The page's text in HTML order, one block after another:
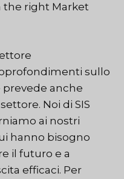
the right Market
sullo
anche
Noi di SIS
ai nostri
hanno bisogno
il futuro e a
efficaci. Per